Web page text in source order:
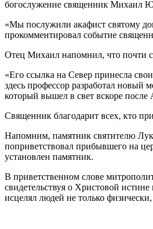
богослужение священник Михаил
«Мы послужили акафист святому
прокомментировал событие
Отец Михаил напомнил, что почти
«Его ссылка на Север принесла
здесь профессор разработал
который вышел в свет вскоре после
Священник благодарит всех, кто
Напомним, памятник святителю
поприветствовал прибывшего на
установлен памятник.
В приветственном слове
свидетельствуя о Христовой
исцелял людей не только